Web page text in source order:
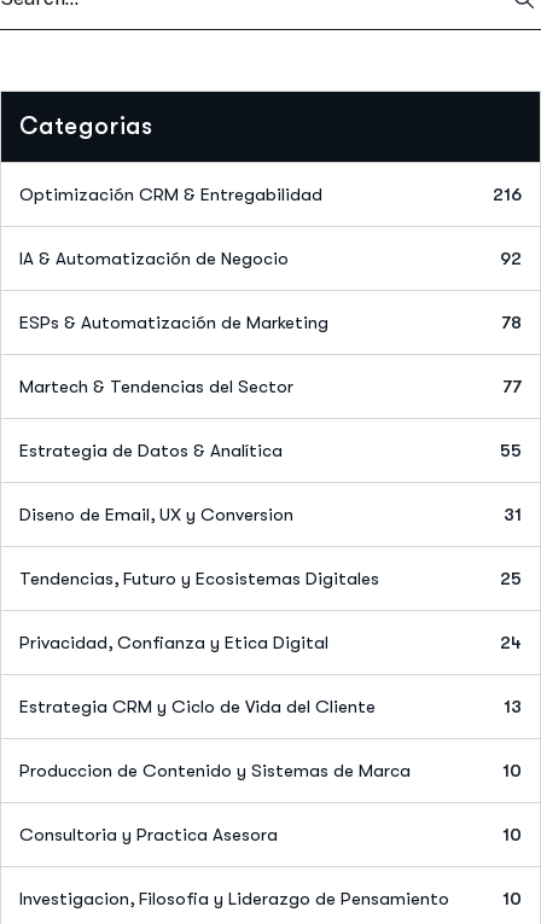
Categorias
Optimización CRM & Entregabilidad 216
IA & Automatización de Negocio 92
ESPs & Automatización de Marketing 78
Martech & Tendencias del Sector 77
Estrategia de Datos & Analítica 55
Diseno de Email, UX y Conversion 31
Tendencias, Futuro y Ecosistemas Digitales 25
Privacidad, Confianza y Etica Digital 24
Estrategia CRM y Ciclo de Vida del Cliente 13
Produccion de Contenido y Sistemas de Marca 10
Consultoria y Practica Asesora 10
Investigacion, Filosofia y Liderazgo de Pensamiento 10